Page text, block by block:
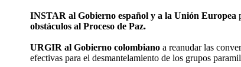
INSTAR al Gobierno español y a la Unión Europea
obstáculos al Proceso de Paz.
URGIR al Gobierno colombiano a reanudar las
efectivas para el desmantelamiento de los grupos